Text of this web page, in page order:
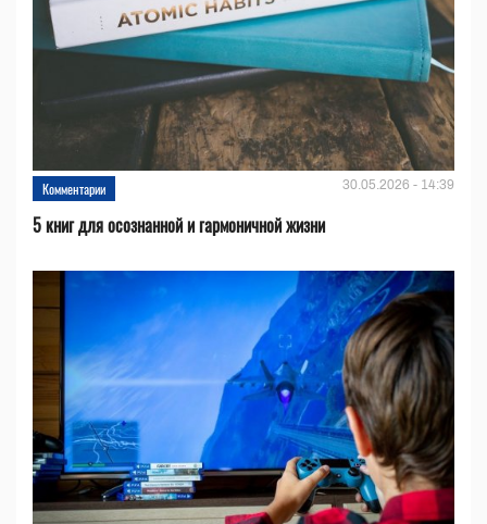
Комментарии 30.05.2026 - 14:39
5 книг для осознанной и гармоничной жизни